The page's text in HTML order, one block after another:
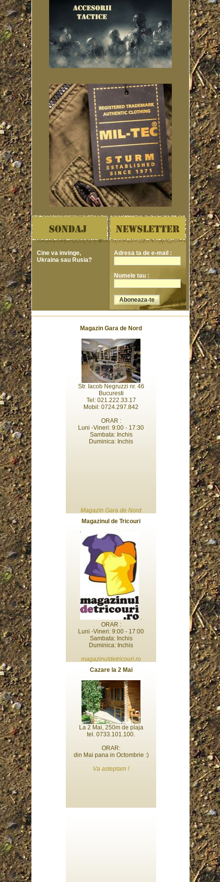
Cine va invinge,
Ukraina sau Rusia?
Adresa ta de e-mail :
Numele tau :
Magazin Gara de Nord
Str. Iacob Negruzzi nr. 46
Bucuresti
Tel: 021.222.33.17
Mobil: 0724.297.842
ORAR :
Luni -Vineri: 9:00 - 17:30
Sambata: Inchis
Duminica: Inchis
Magazin Gara de Nord
Magazinul de Tricouri
.
ORAR :
Luni -Vineri: 9:00 - 17:00
Sambata: Inchis
Duminica: Inchis
magazinuldetricouri.ro
Cazare la 2 Mai
La 2 Mai, 250m de plaja
tel. 0733.101.100.
ORAR:
din Mai pana in Octombrie :)
Va asteptam !